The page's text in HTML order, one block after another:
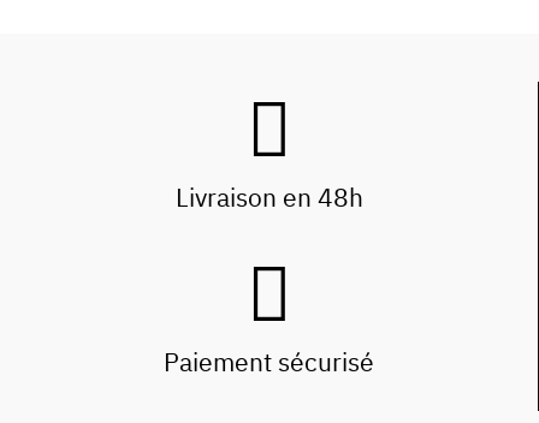
Livraison en 48h
Paiement sécurisé